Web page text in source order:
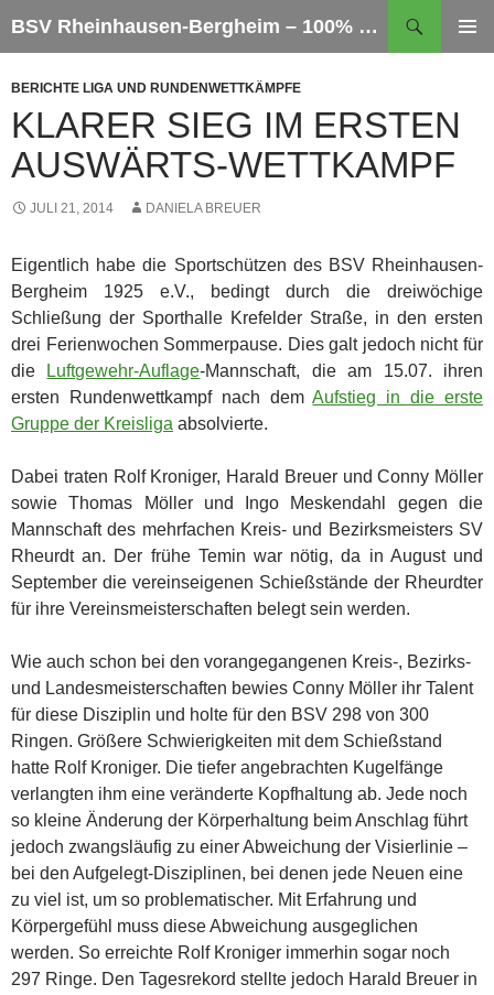
Inhalt
BSV Rheinhausen-Bergheim – 100% Sportschießen
BERICHTE LIGA UND RUNDENWETTKÄMPFE
KLARER SIEG IM ERSTEN
AUSWÄRTS-WETTKAMPF
JULI 21, 2014 DANIELA BREUER
Eigentlich habe die Sportschützen des BSV Rheinhausen-
Bergheim 1925 e.V., bedingt durch die dreiwöchige
Schließung der Sporthalle Krefelder Straße, in den ersten
drei Ferienwochen Sommerpause. Dies galt jedoch nicht für
die
Luftgewehr-Auflage-Mannschaft, die am 15.07. ihren
ersten Rundenwettkampf nach demAufstieg in die erste
Gruppe der Kreisliga absolvierte.
Dabei traten Rolf Kroniger, Harald Breuer und Conny Möller
sowie Thomas Möller und Ingo Meskendahl gegen die
Mannschaft des mehrfachen Kreis- und Bezirksmeisters SV
Rheurdt an. Der frühe Temin war nötig, da in August und
September die vereinseigenen Schießstände der Rheurdter
für ihre Vereinsmeisterschaften belegt sein werden.
Wie auch schon bei den vorangegangenen Kreis-, Bezirks-
und Landesmeisterschaften bewies Conny Möller ihr Talent
für diese Disziplin und holte für den BSV 298 von 300
Ringen. Größere Schwierigkeiten mit dem Schießstand
hatte Rolf Kroniger. Die tiefer angebrachten Kugelfänge
verlangten ihm eine veränderte Kopfhaltung ab. Jede noch
so kleine Änderung der Körperhaltung beim Anschlag führt
jedoch zwangsläufig zu einer Abweichung der Visierlinie –
bei den Aufgelegt-Disziplinen, bei denen jede Neuen eine
zu viel ist, um so problematischer. Mit Erfahrung und
Körpergefühl muss diese Abweichung ausgeglichen
werden. So erreichte Rolf Kroniger immerhin sogar noch
297 Ringe. Den Tagesrekord stellte jedoch Harald Breuer in